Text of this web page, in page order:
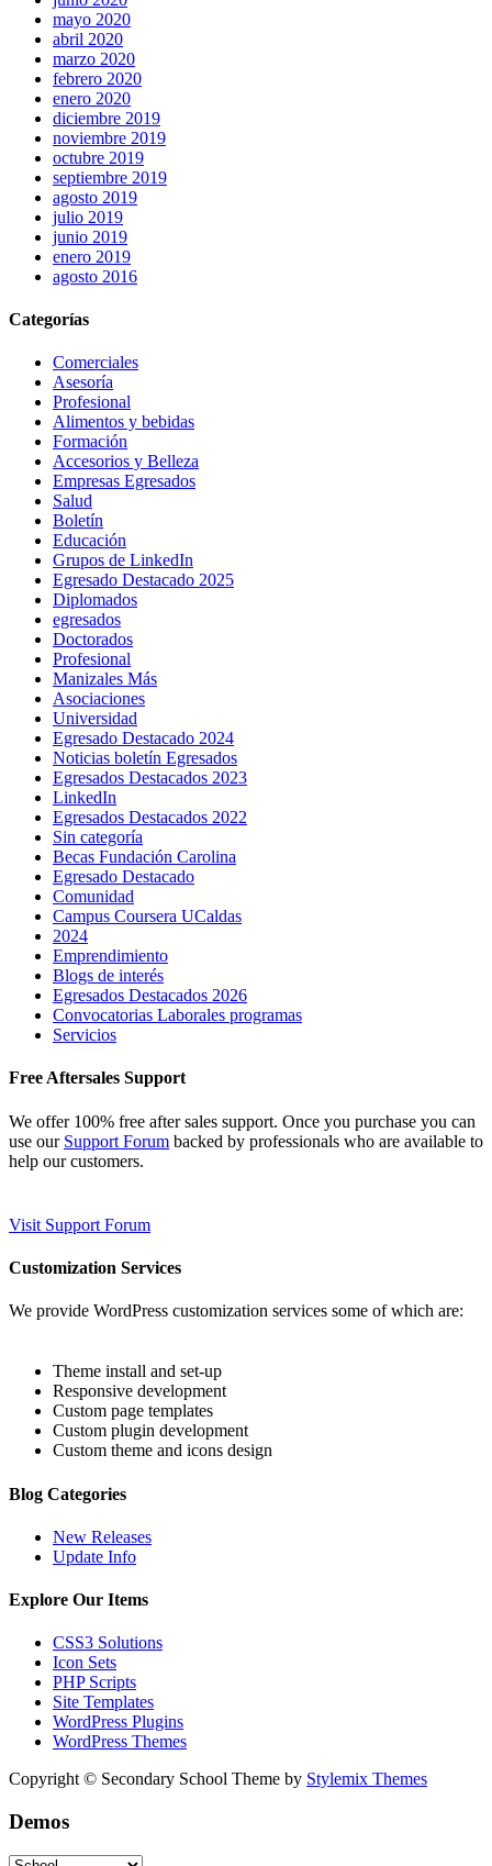
mayo 2020
abril 2020
marzo 2020
febrero 2020
enero 2020
diciembre 2019
noviembre 2019
octubre 2019
septiembre 2019
agosto 2019
julio 2019
junio 2019
enero 2019
agosto 2016
Categorías
Comerciales
Asesoría
Profesional
Alimentos y bebidas
Formación
Accesorios y Belleza
Empresas Egresados
Salud
Boletín
Educación
Grupos de LinkedIn
Egresado Destacado 2025
Diplomados
egresados
Doctorados
Profesional
Manizales Más
Asociaciones
Universidad
Egresado Destacado 2024
Noticias boletín Egresados
Egresados Destacados 2023
LinkedIn
Egresados Destacados 2022
Sin categoría
Becas Fundación Carolina
Egresado Destacado
Comunidad
Campus Coursera UCaldas
2024
Emprendimiento
Blogs de interés
Egresados Destacados 2026
Convocatorias Laborales programas
Servicios
Free Aftersales Support
We offer 100% free after sales support. Once you purchase you can
use our Support Forum backed by professionals who are available to
help our customers.
Visit Support Forum
Customization Services
We provide WordPress customization services some of which are:
Theme install and set-up
Responsive development
Custom page templates
Custom plugin development
Custom theme and icons design
Blog Categories
New Releases
Update Info
Explore Our Items
CSS3 Solutions
Icon Sets
PHP Scripts
Site Templates
WordPress Plugins
WordPress Themes
Copyright © Secondary School Theme by Stylemix Themes
Demos